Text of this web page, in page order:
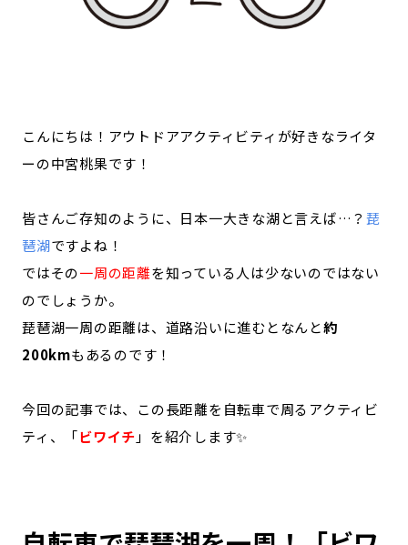
「人」から探す
こんにちは！アウトドアアクティビティが好きなライタ
ーの中宮桃果です！
皆さんご存知のように、日本一大きな湖と言えば…？ 琵
琶湖ですよね！
ではその一周の距離を知っている人は少ないのではない
のでしょうか。
琵琶湖一周の距離は、道路沿いに進むとなんと約
200kmもあるのです！
今回の記事では、この長距離を自転車で周るアクティビ
ティ、「ビワイチ 」を紹介します✨